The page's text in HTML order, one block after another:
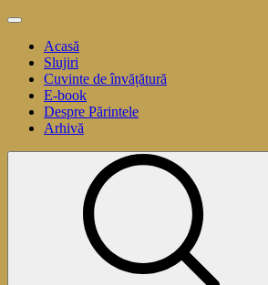
Sari
conținut
Meniu
principalAcasă
Slujiri
Cuvinte de învățătură
E-book
Despre Părintele
Arhivă